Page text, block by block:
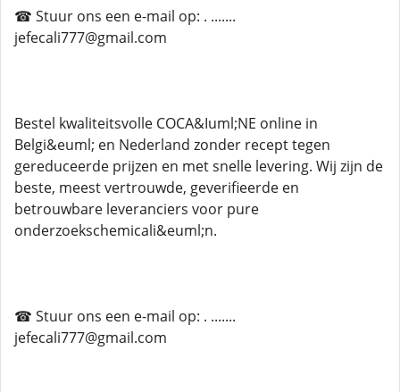
☎ Stuur ons een e-mail op: . .......
jefecali777@gmail.com
Bestel kwaliteitsvolle COCA&Iuml;NE online in
Belgi&euml; en Nederland zonder recept tegen
gereduceerde prijzen en met snelle levering. Wij zijn de
beste, meest vertrouwde, geverifieerde en
betrouwbare leveranciers voor pure
onderzoekschemicali&euml;n.
☎ Stuur ons een e-mail op: . .......
jefecali777@gmail.com